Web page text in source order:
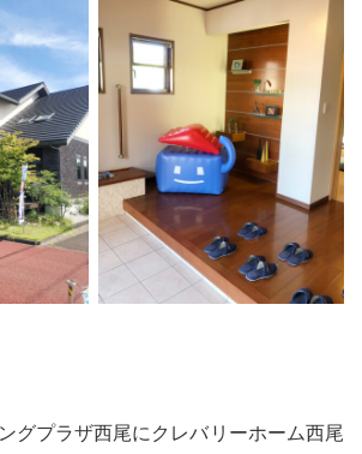
グプラザ西尾にクレバリーホーム西尾